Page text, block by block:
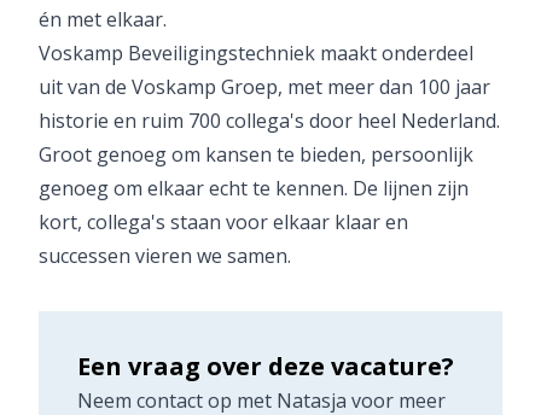
én met elkaar.
Voskamp Beveiligingstechniek maakt onderdeel
uit van de Voskamp Groep, met meer dan 100 jaar
historie en ruim 700 collega's door heel Nederland.
Groot genoeg om kansen te bieden, persoonlijk
genoeg om elkaar echt te kennen. De lijnen zijn
kort, collega's staan voor elkaar klaar en
successen vieren we samen.
Een vraag over deze vacature?
Neem contact op met Natasja voor meer